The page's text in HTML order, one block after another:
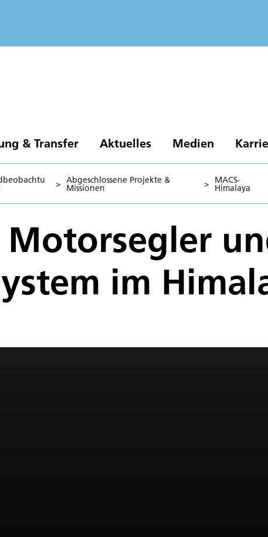
& Transfer Aktuelles Medien
> Abgeschlossene Projekte &
Missionen > MACS-
Himalaya
im